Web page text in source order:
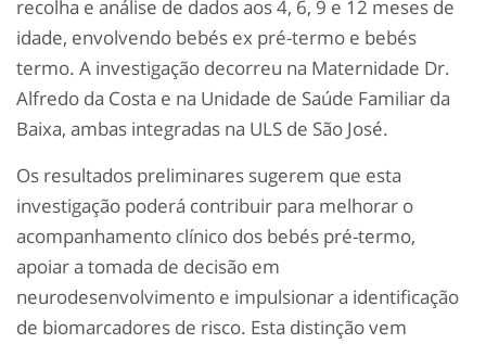
recolha e análise de dados aos 4, 6, 9 e 12 meses de
idade, envolvendo bebés ex pré-termo e bebés
termo. A investigação decorreu na Maternidade Dr.
Alfredo da Costa e na Unidade de Saúde Familiar da
Baixa, ambas integradas na ULS de São José.
Os resultados preliminares sugerem que esta
investigação poderá contribuir para melhorar o
acompanhamento clínico dos bebés pré-termo,
apoiar a tomada de decisão em
neurodesenvolvimento e impulsionar a identificação
de biomarcadores de risco. Esta distinção vem